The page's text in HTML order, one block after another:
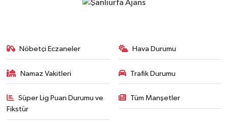
Nöbetçi Eczaneler Hava Durumu
Namaz Vakitleri Trafik Durumu
Süper Lig Puan Durumu ve
Fikstür
Tüm Manşetler